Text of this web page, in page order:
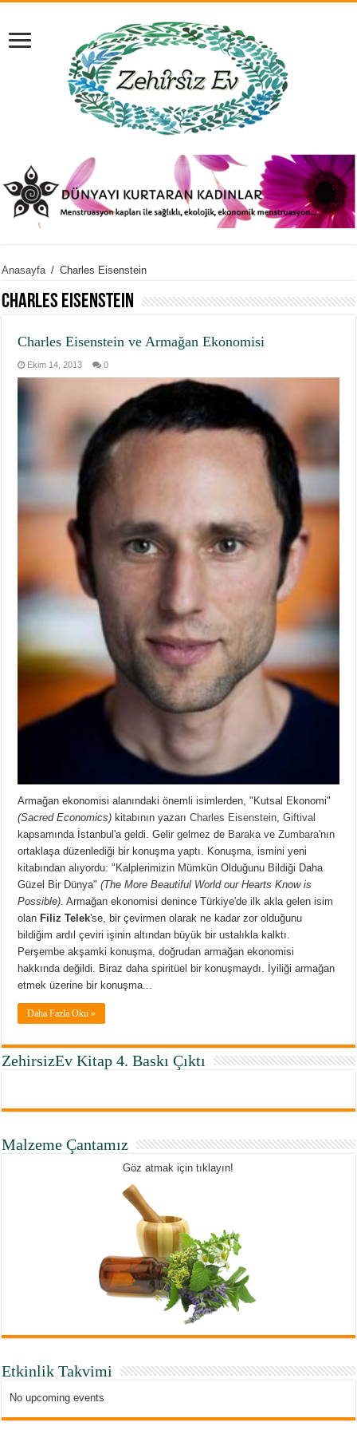
Anasayfa / Charles Eisenstein
Charles Eisenstein
Charles Eisenstein ve Armağan Ekonomisi
Ekim 14, 2013 0
Armağan ekonomisi alanındaki önemli isimlerden, "Kutsal Ekonomi"
(Sacred Economics) kitabının yazarıCharles Eisenstein,Giftival
kapsamında İstanbul'a geldi. Gelir gelmez de BarakaveZumbara'nın
ortaklaşa düzenlediği bir konuşma yaptı. Konuşma, ismini yeni
kitabından alıyordu: "Kalplerimizin Mümkün Olduğunu Bildiği Daha
Güzel Bir Dünya"(The More Beautiful World our Hearts Know is
Possible). Armağan ekonomisi denince Türkiye'de ilk akla gelen isim
olan Filiz Telek'se, bir çevirmen olarak ne kadar zor olduğunu
bildiğim ardıl çeviri işinin altından büyük bir ustalıkla kalktı.
Perşembe akşamki konuşma, doğrudan armağan ekonomisi
hakkında değildi. Biraz daha spiritüel bir konuşmaydı. İyiliği armağan
etmek üzerine bir konuşma...
Daha Fazla Oku »
ZehirsizEv Kitap 4. Baskı Çıktı
Malzeme Çantamız
Göz atmak için tıklayın!
Etkinlik Takvimi
No upcoming events